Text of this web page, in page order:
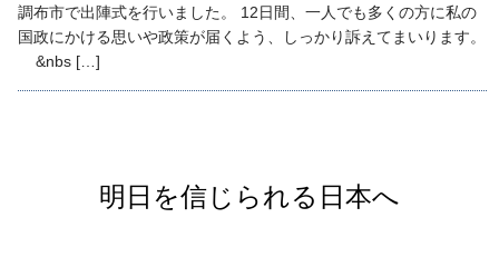
調布市で出陣式を行いました。 12日間、一人でも多くの方に私の
国政にかける思いや政策が届くよう、しっかり訴えてまいります。
&nbs […]
明日を信じられる日本へ